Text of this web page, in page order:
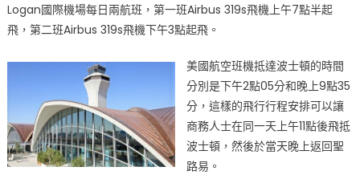
空
計
新
聖
路
易
波
Logan國際機場每日兩航班，第一班Airbus 319s飛機上午7點半起
飛，第二班Airbus 319s飛機下午3點起飛。
美國航空班機抵達波士頓的時間
分別是下午2點05分和晚上9點35
分，這樣的飛行行程安排可以讓
商務人士在同一天上午11點後飛抵
波士頓，然後於當天晚上返回聖
路易。